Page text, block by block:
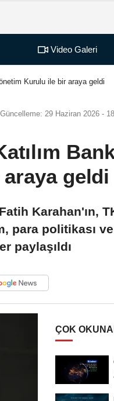
Video Galeri
Kurulu ile bir araya geldi
Güncelleme: 29 Haziran 2026 -
geldi
Karahan'ın,
para politikası
paylaşıldı
ÇOK